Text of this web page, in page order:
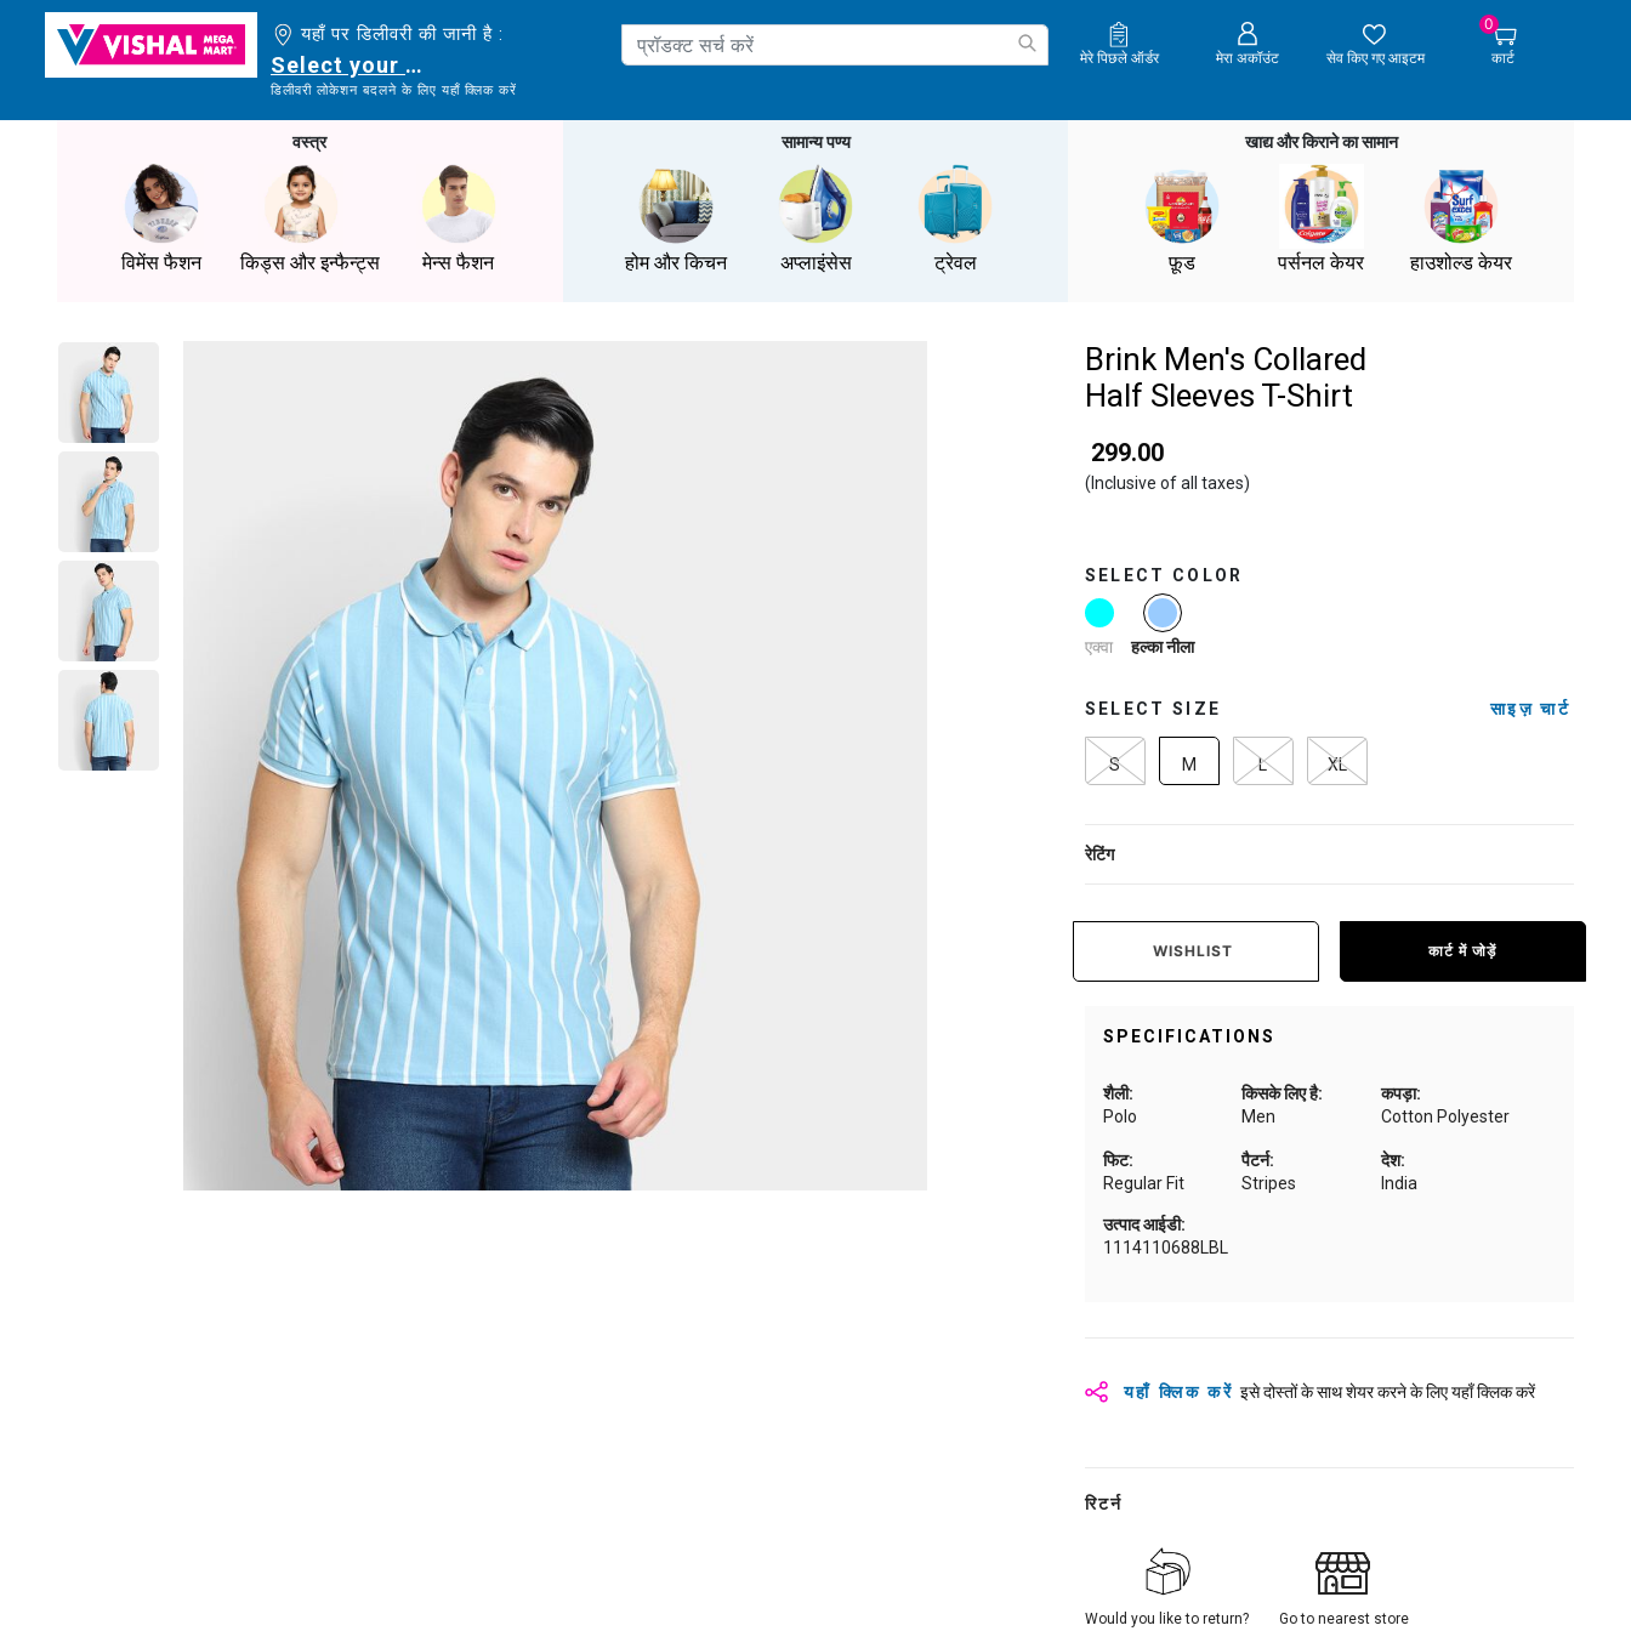
यहाँ पर डिलीवरी की जानी है :
Select your delivery location
डिलीवरी लोकेशन बदलने के लिए यहाँ क्लिक करें
मेरे पिछले ऑर्डर मेरा अकॉउंट सेव किए गए आइटम
0
कार्ट
वस्त्र
विमेंस फैशन किड्स और इन्फैन्ट्स मेन्स फैशन
सामान्य पण्य
होम और किचन अप्लाइंसेस ट्रेवल
खाद्य और किराने का सामान
फ़ूड पर्सनल केयर हाउशोल्ड केयर
Brink Men's Collared
Half Sleeves T-Shirt
₹ 299.00
(Inclusive of all taxes)
SELECT COLOR
एक्वा
selected
हल्का नीला
SELECT SIZE साइज़ चार्ट
S M L XL
रेटिंग
WISHLIST कार्ट में जोड़ें
SPECIFICATIONS
शैली:
Polo
किसके लिए है:
Men
कपड़ा:
Cotton Polyester
फिट:
Regular Fit
पैटर्न:
Stripes
देश:
India
उत्पाद आईडी:
1114110688LBL
यहाँ क्लिक करें इसे दोस्तों के साथ शेयर करने के लिए यहाँ क्लिक करें
रिटर्न
Would you like to return? Go to nearest store